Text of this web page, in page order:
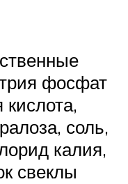
фосфат
соль,
калия,
свеклы